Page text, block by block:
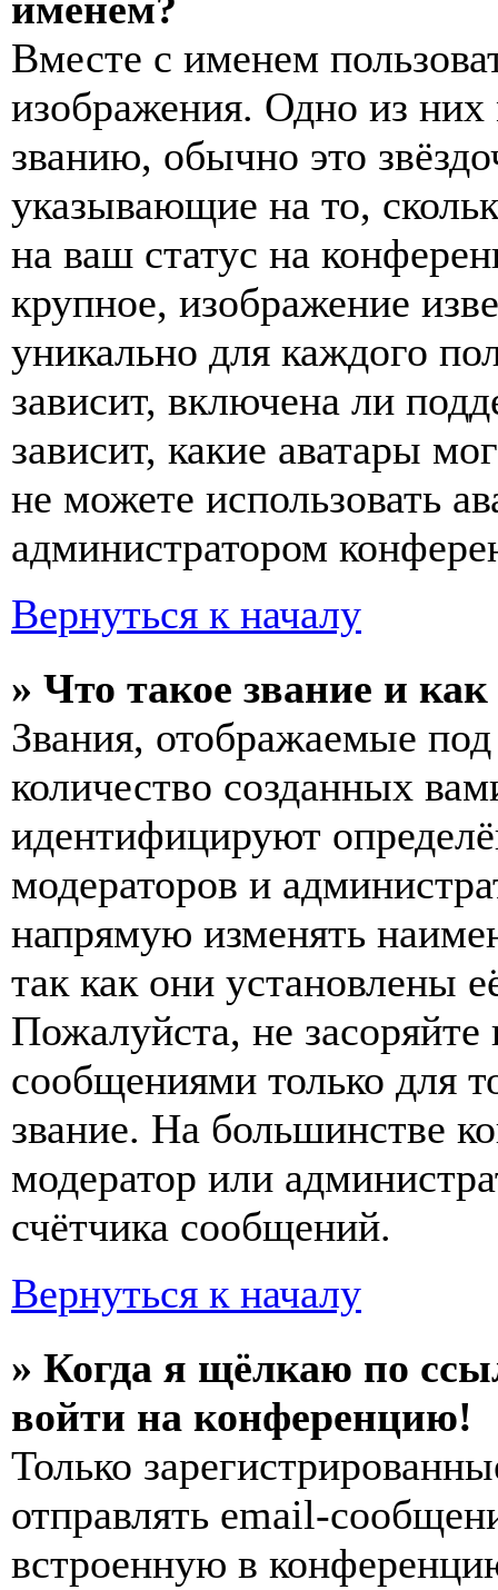
Вместе с именем
изображения. Одно из
званию, обычно это
указывающие на то,
на ваш статус на
крупное, изображение
уникально для каждого
зависит, включена ли
зависит, какие аватары
не можете использовать
администратором
Вернуться к началу
» Что такое звание и
Звания, отображаемые
количество созданных
идентифицируют
модераторов и
напрямую изменять
так как они установлены
Пожалуйста, не
сообщениями только для
звание. На большинстве
модератор или
счётчика сообщений.
Вернуться к началу
» Когда я щёлкаю по
войти на конференцию!
Только
отправлять email-
встроенную в